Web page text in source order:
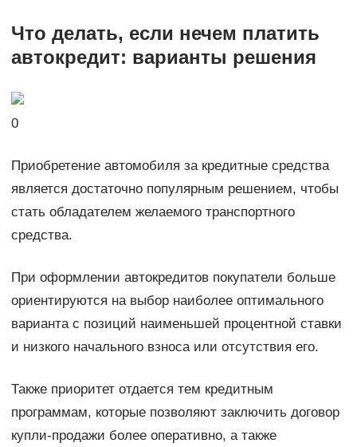
Что делать, если нечем платить
автокредит: варианты решения
0
Приобретение автомобиля за кредитные средства
является достаточно популярным решением, чтобы
стать обладателем желаемого транспортного
средства.
При оформлении автокредитов покупатели больше
ориентируются на выбор наиболее оптимального
варианта с позиций наименьшей процентной ставки
и низкого начального взноса или отсутствия его.
Также приоритет отдается тем кредитным
программам, которые позволяют заключить договор
купли-продажи более оперативно, а также